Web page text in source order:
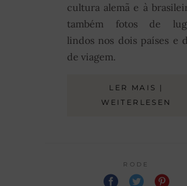
cultura alemã e à
também fotos de
lindos nos dois países e
de viagem.
LER MAIS |
WEITERLESEN
RODE